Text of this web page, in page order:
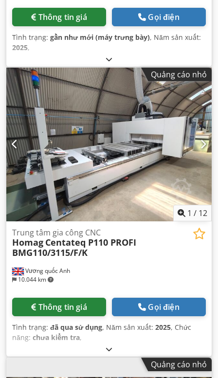
Thông tin giá Gọi điện
Tình trạng: gần như mới (máy trưng bày), Năm sản xuất:
2025,
Quảng cáo nhỏ
1 / 12
Vương quốc Anh
10.044 km
Trung tâm gia công CNC
Homag Centateq P110 PROFI
BMG110/3115/F/K
Thông tin giá Gọi điện
Tình trạng: đã qua sử dụng, Năm sản xuất: 2025, Chức
năng: chưa kiểm tra,
Quảng cáo nhỏ